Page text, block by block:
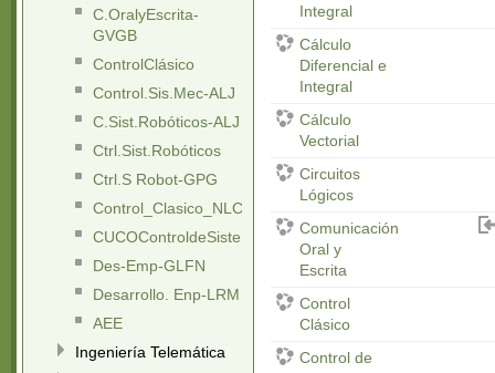
Integral
Cálculo
Diferencial e
Integral
Cálculo
Vectorial
Circuitos
Lógicos
Comunicación
Oral y
Escrita
Control
Clásico
Control de
C.OralyEscrita-
GVGB
ControlClásico
Control.Sis.Mec-ALJ
C.Sist.Robóticos-ALJ
Ctrl.Sist.Robóticos
Ctrl.S Robot-GPG
Control_Clasico_NLC
CUCOControldeSistemasMecatrónicos
Des-Emp-GLFN
Desarrollo. Enp-LRM
AEE
Ingeniería Telemática